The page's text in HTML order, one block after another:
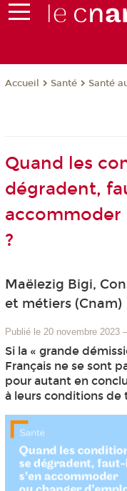
Accueil Santé Santé
Quand les
dégradent,
accommoder
?
Maëlezig Bigi,
et métiers (Cnam)
Publié le 20 novembre 2023 –
Si la « grande
Français ne se sont
pour autant en
à leurs conditions de